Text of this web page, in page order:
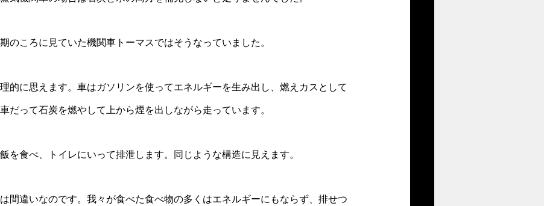
のころに見ていた機関車トーマスではそうなっていました。
的に思えます。車はガソリンを使ってエネルギーを生み出し、燃えカスとして
だって石炭を燃やして上から煙を出しながら走っています。
を食べ、トイレにいって排泄します。同じような構造に見えます。
間違いなのです。我々が食べた食べ物の多くはエネルギーにもならず、排せつ